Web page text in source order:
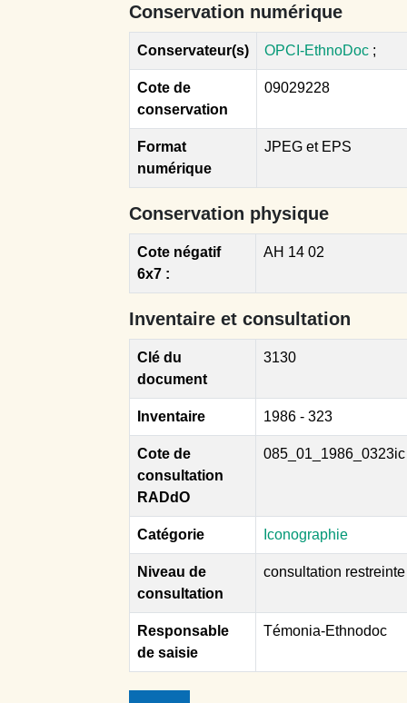
Conservation numérique
Conservateur(s) OPCI-EthnoDoc ;
Cote de
conservation
09029228
Format
numérique
JPEG et EPS
Conservation physique
Cote négatif
6x7 :
AH 14 02
Inventaire et consultation
Clé du
document
3130
Inventaire 1986 - 323
Cote de
consultation
RADdO
085_01_1986_0323ic
Catégorie Iconographie
Niveau de
consultation
consultation restreinte
Responsable
de saisie
Témonia-Ethnodoc